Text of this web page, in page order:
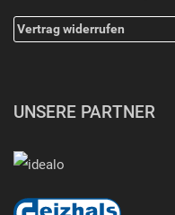
Vertrag widerrufen
UNSERE PARTNER